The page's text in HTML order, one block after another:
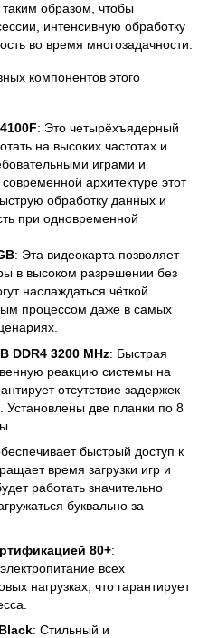
таким образом, чтобы
интенсивную обработку
во время многозадачности.
компонентов этого
: Это четырёхъядерный
на высоких частотах и
играми и
архитектуре этот
обработку данных и
при одновременной
: Эта видеокарта позволяет
в высоком разрешении без
наслаждаться чёткой
процессом даже в самых
DDR4 3200 MHz: Быстрая
реакцию системы на
отсутствие задержек
Установлены две планки по 8
быстрый доступ к
время загрузки игр и
работать значительно
буквально за
80+:
всех
нагрузках, что гарантирует
: Стильный и